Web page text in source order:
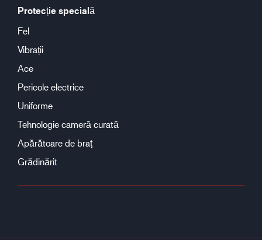
Protecție specială
Fel
Vibrații
Ace
Pericole electrice
Uniforme
Tehnologie cameră curată
Apărătoare de braț
Grădinărit